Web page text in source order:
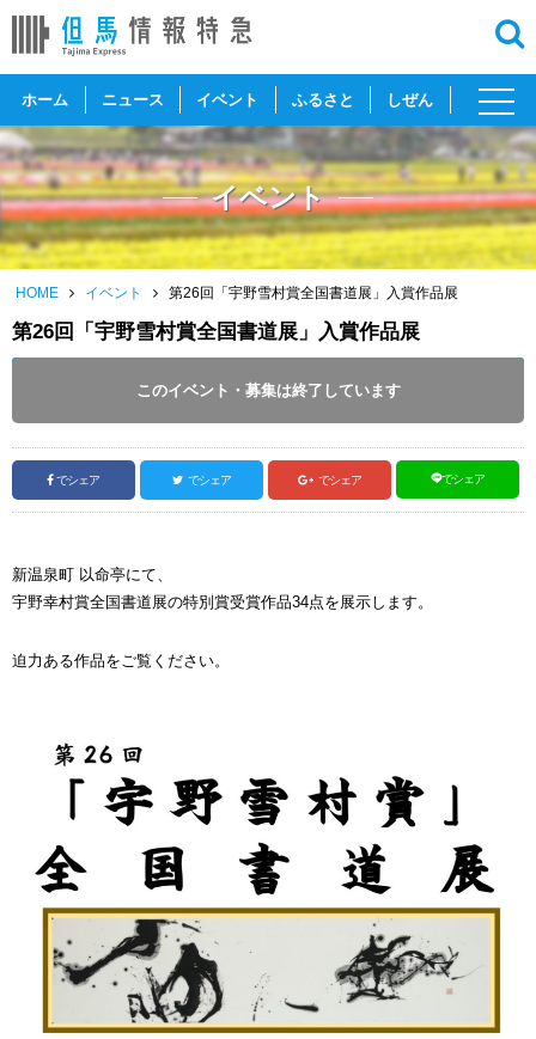
ホーム ニュース イベント ふるさと しぜん
toggle
イベント
HOME イベント 第26回「宇野雪村賞全国書道展」入賞作品展
第26回「宇野雪村賞全国書道展」入賞作品展
このイベント・募集は終了しています
でシェア でシェア でシェア でシェア
新温泉町 以命亭にて、
宇野幸村賞全国書道展の特別賞受賞作品34点を展示します。
迫力ある作品をご覧ください。